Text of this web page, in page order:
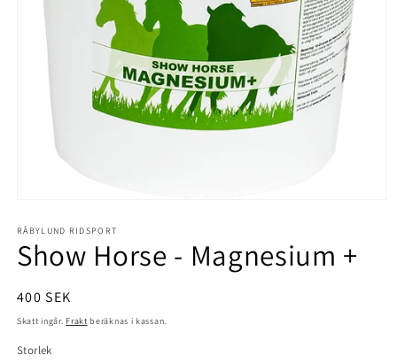
1
modalfönster
RÅBYLUND RIDSPORT
Show Horse - Magnesium +
Ordinarie
pris
400 SEK
Skatt ingår. Frakt beräknas i kassan.
Storlek